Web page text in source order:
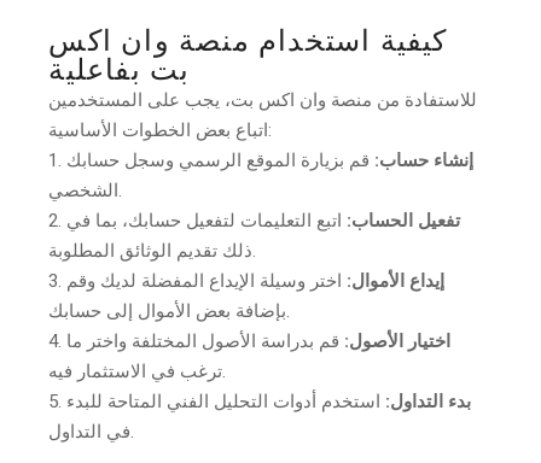
كيفية استخدام منصة وان اكس
بت بفاعلية
للاستفادة من منصة وان اكس بت، يجب على المستخدمين
اتباع بعض الخطوات الأساسية:
إنشاء حساب: قم بزيارة الموقع الرسمي وسجل حسابك
الشخصي.
تفعيل الحساب: اتبع التعليمات لتفعيل حسابك، بما في
ذلك تقديم الوثائق المطلوبة.
إيداع الأموال: اختر وسيلة الإيداع المفضلة لديك وقم
بإضافة بعض الأموال إلى حسابك.
اختيار الأصول: قم بدراسة الأصول المختلفة واختر ما
ترغب في الاستثمار فيه.
بدء التداول: استخدم أدوات التحليل الفني المتاحة للبدء
في التداول.